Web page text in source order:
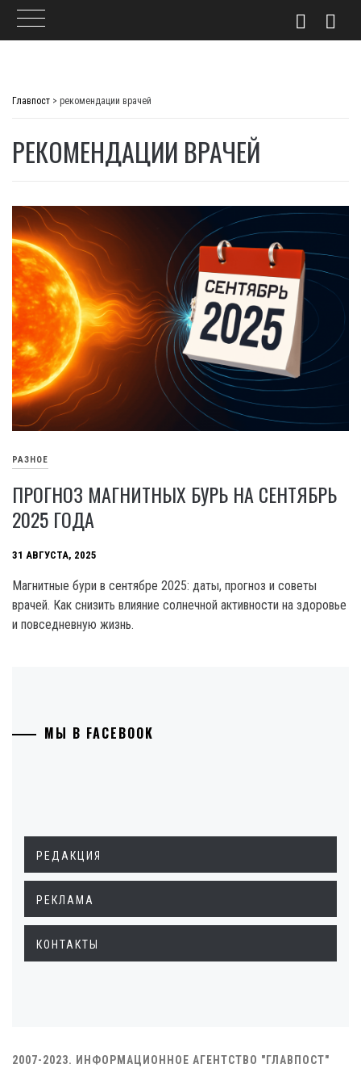
Главпост > рекомендации врачей
РЕКОМЕНДАЦИИ ВРАЧЕЙ
РАЗНОЕ
ПРОГНОЗ МАГНИТНЫХ БУРЬ НА СЕНТЯБРЬ
2025 ГОДА
31 АВГУСТА, 2025
Магнитные бури в сентябре 2025: даты, прогноз и советы
врачей. Как снизить влияние солнечной активности на здоровье
и повседневную жизнь.
МЫ В FACEBOOK
РЕДАКЦИЯ
РЕКЛАМА
КОНТАКТЫ
2007-2023. ИНФОРМАЦИОННОЕ АГЕНТСТВО "ГЛАВПОСТ"